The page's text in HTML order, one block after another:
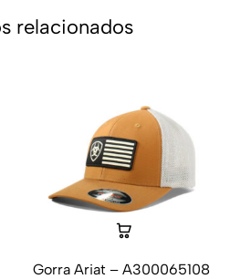
relacionados
Gorra Ariat – A300065108